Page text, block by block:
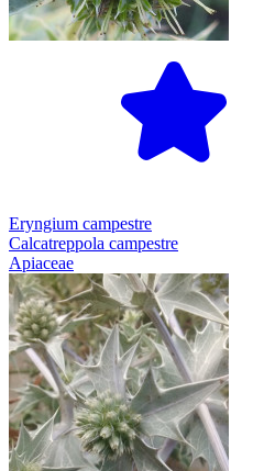
Eryngium campestre
Calcatreppola campestre
Apiaceae